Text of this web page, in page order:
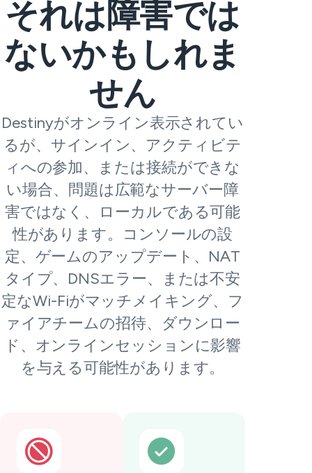
それは障害では
ないかもしれま
せん
Destinyがオンライン表示されてい
るが、サインイン、アクティビテ
ィへの参加、または接続ができな
い場合、問題は広範なサーバー障
害ではなく、ローカルである可能
性があります。コンソールの設
定、ゲームのアップデート、NAT
タイプ、DNSエラー、または不安
定なWi-Fiがマッチメイキング、フ
ァイアチームの招待、ダウンロー
ド、オンラインセッションに影響
を与える可能性があります。